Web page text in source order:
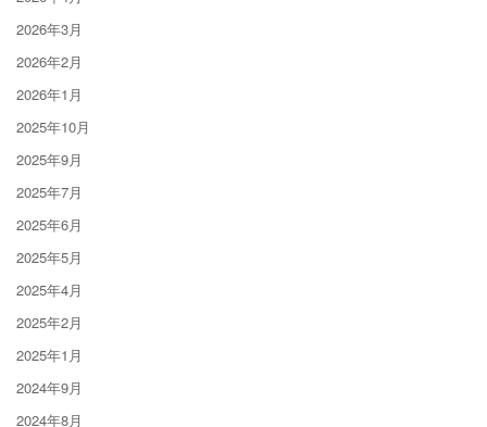
2026年3月
2026年2月
2026年1月
2025年10月
2025年9月
2025年7月
2025年6月
2025年5月
2025年4月
2025年2月
2025年1月
2024年9月
2024年8月